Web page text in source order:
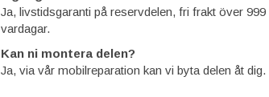
Ja, livstidsgaranti på reservdelen, fri frakt över
vardagar.
Kan ni montera delen?
Ja, via vår mobilreparation kan vi byta delen åt dig.